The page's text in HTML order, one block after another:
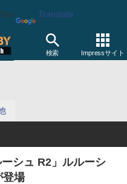
by Translate
検索 Impressサイト
ーシュ R2」ルルーシ
登場